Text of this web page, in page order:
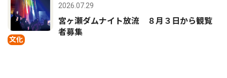
文化
2026.07.29
宮ヶ瀬ダムナイト放流 ８月３日から観覧
者募集